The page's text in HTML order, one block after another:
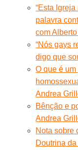
“Esta
palavra
com
“Nós gays
digo que
O que é
Andrea
Bênção e
Andrea
Nota sobre
Doutrina